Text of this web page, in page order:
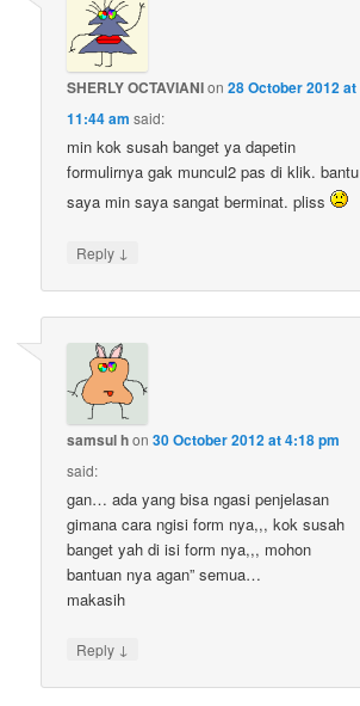
SHERLY OCTAVIANIon28 October 2012 at
11:44 am said:
min kok susah banget ya dapetin
formulirnya gak muncul2 pas di klik. bantu
saya min saya sangat berminat. pliss
Reply ↓
samsul hon30 October 2012 at 4:18 pm
said:
gan… ada yang bisa ngasi penjelasan
gimana cara ngisi form nya,,, kok susah
banget yah di isi form nya,,, mohon
bantuan nya agan” semua…
makasih
Reply ↓